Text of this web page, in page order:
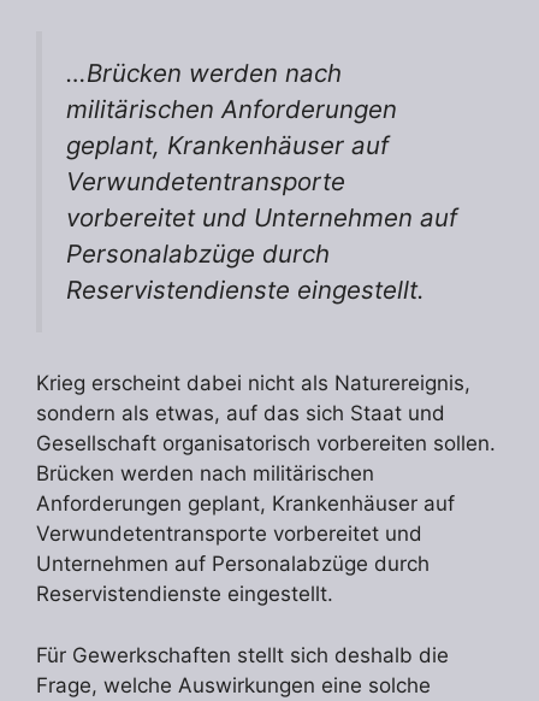
…Brücken werden nach
militärischen Anforderungen
geplant, Krankenhäuser auf
Verwundetentransporte
vorbereitet und Unternehmen auf
Personalabzüge durch
Reservistendienste eingestellt.
Krieg erscheint dabei nicht als Naturereignis,
sondern als etwas, auf das sich Staat und
Gesellschaft organisatorisch vorbereiten sollen.
Brücken werden nach militärischen
Anforderungen geplant, Krankenhäuser auf
Verwundetentransporte vorbereitet und
Unternehmen auf Personalabzüge durch
Reservistendienste eingestellt.
Für Gewerkschaften stellt sich deshalb die
Frage, welche Auswirkungen eine solche